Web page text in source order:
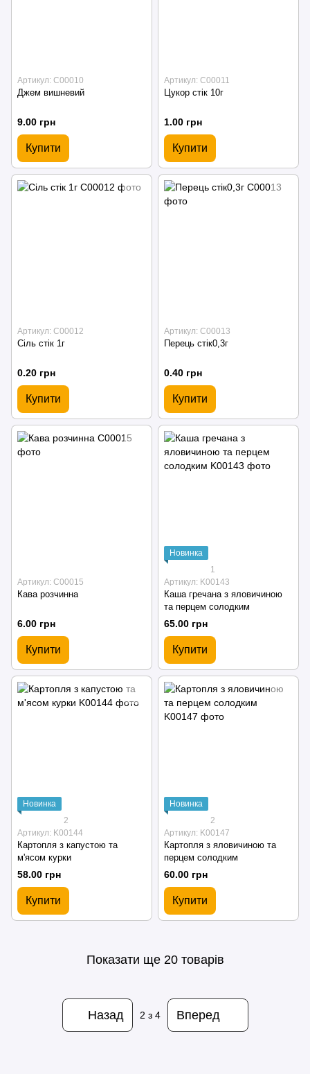
Артикул: С00010
Джем вишневий
9.00 грн
Купити
Артикул: С00011
Цукор стік 10г
1.00 грн
Купити
Артикул: С00012
Сіль стік 1г
0.20 грн
Купити
Артикул: С00013
Перець стік0,3г
0.40 грн
Купити
Артикул: С00015
Кава розчинна
6.00 грн
Купити
Новинка
1
Артикул: K00143
Каша гречана з яловичиною
та перцем солодким
65.00 грн
Купити
Новинка
2
Артикул: K00144
Картопля з капустою та
м'ясом курки
58.00 грн
Купити
Новинка
2
Артикул: K00147
Картопля з яловичиною та
перцем солодким
60.00 грн
Купити
Показати ще 20 товарів
Назад 2 з 4 Вперед